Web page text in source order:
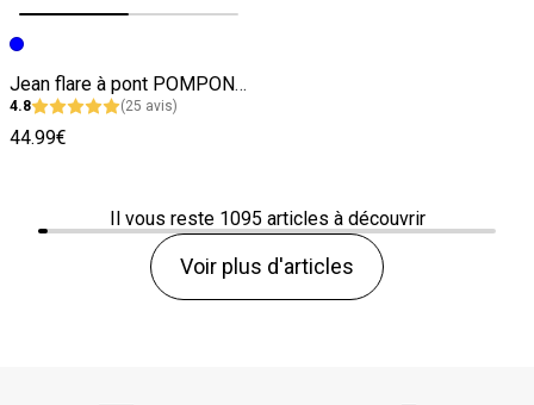
Image précédente
Image suivante
Jean flare à pont POMPON F02 femme
4.8 (25 avis)
44.99€
Il vous reste 1095 articles à découvrir
Voir plus d'articles